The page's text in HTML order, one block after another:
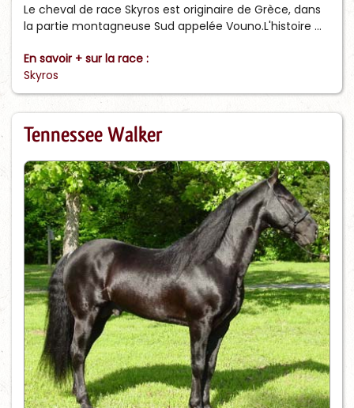
Le cheval de race Skyros est originaire de Grèce, dans
la partie montagneuse Sud appelée Vouno.L'histoire ...
En savoir + sur la race :
Skyros
Tennessee Walker